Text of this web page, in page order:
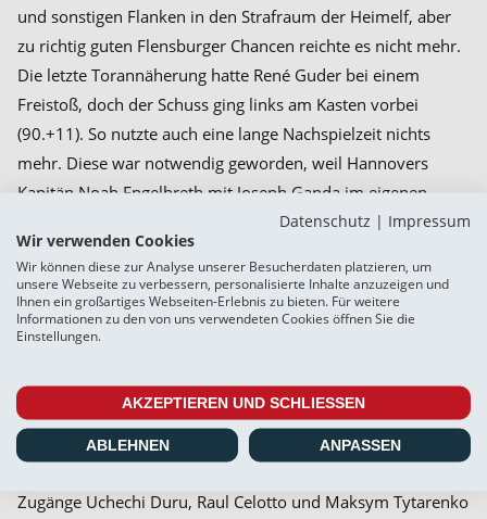
und sonstigen Flanken in den Strafraum der Heimelf, aber
zu richtig guten Flensburger Chancen reichte es nicht mehr.
Die letzte Torannäherung hatte René Guder bei einem
Freistoß, doch der Schuss ging links am Kasten vorbei
(90.+11). So nutzte auch eine lange Nachspielzeit nichts
mehr. Diese war notwendig geworden, weil Hannovers
Kapitän Noah Engelbreth mit Joseph Ganda im eigenen
Strafraum mit den Köpfen zusammengerasselt waren und
von den Physiotherapeuten beider Mannschaften Kopf-
Turbane verpasst bekamen (90.). So hinterließ Weiche auch
in diesem Bereich den Eindruck guter Gäste.
Rechtsverteidiger Mark Gevorgyan, der zentrale
Mittelfeldakteur Alexander Vogel und die beiden
Außenstürmer Montell Ndikom (rechts) und Tom Hobrecht
Zugänge Uchechi Duru, Raul Celotto und Maksym Tytarenko
Datenschutz | Impressum
Wir verwenden Cookies
Wir können diese zur Analyse unserer Besucherdaten platzieren, um
unsere Webseite zu verbessern, personalisierte Inhalte anzuzeigen und
Ihnen ein großartiges Webseiten-Erlebnis zu bieten. Für weitere
Informationen zu den von uns verwendeten Cookies öffnen Sie die
Einstellungen.
AKZEPTIEREN UND SCHLIESSEN
ABLEHNEN ANPASSEN